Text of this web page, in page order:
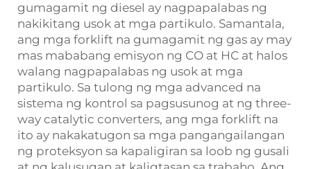
gumagamit ng diesel ay nagpapalabas ng
nakikitang usok at mga partikulo. Samantala,
ang mga forklift na gumagamit ng gas ay may
mas mababang emisyon ng CO at HC at halos
walang nagpapalabas ng usok at mga
partikulo. Sa tulong ng mga advanced na
sistema ng kontrol sa pagsusunog at ng three-
way catalytic converters, ang mga forklift na
ito ay nakakatugon sa mga pangangailangan
ng proteksyon sa kapaligiran sa loob ng gusali